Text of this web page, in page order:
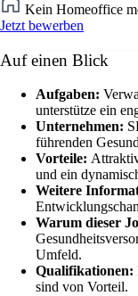
Kein Homeoffice
Jetzt bewerben
Auf einen Blick
Aufgaben:
unterstütze ein
Unternehmen:
führenden
Vorteile:
und ein
Weitere
Warum dieser
Umfeld.
Qualifikationen:
sind von Vorteil.